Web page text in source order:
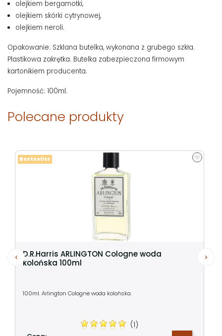
olejkiem bergamotki,
olejkiem skórki cytrynowej,
olejkiem neroli.
Opakowanie: Szklana butelka, wykonana z grubego szkła.
Plastikowa zakrętka. Butelka zabezpieczona firmowym
kartonikiem producenta.
Pojemność: 100ml.
Polecane produkty
D.R.Harris ARLINGTON Cologne woda
kolońska 100ml
100ml. Arlington Cologne woda kolońska.
(1)
Bestseller